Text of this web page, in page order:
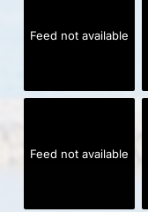
Feed not available
Feed not available